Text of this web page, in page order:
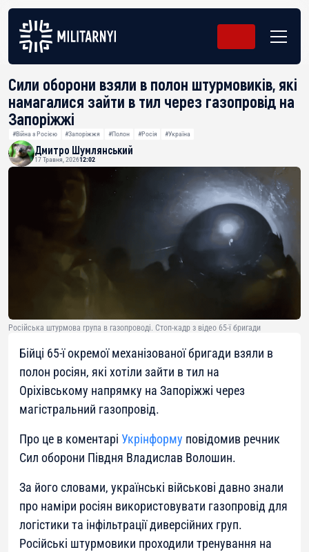
Сили оборони взяли в полон штурмовиків, які
намагалися зайти в тил через газопровід на
Запоріжжі
#Війна з Росією #Запоріжжя #Полон #Росія #Україна
Дмитро Шумлянський
17 Травня, 202612:02
Російська штурмова група в газопроводі. Стоп-кадр з відео 65-ї бригади
Бійці 65-ї окремої механізованої бригади взяли в
полон росіян, які хотіли зайти в тил на
Оріхівському напрямку на Запоріжжі через
магістральний газопровід.
Про це в коментарі Укрінформу повідомив речник
Сил оборони Півдня Владислав Волошин.
За його словами, українські військові давно знали
про наміри росіян використовувати газопровід для
логістики та інфільтрації диверсійних груп.
Російські штурмовики проходили тренування на